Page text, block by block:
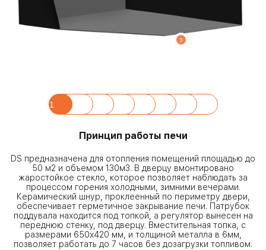
3
12
Принцип работы печи
DS предназначена для отопления помещений площадью до
50 м2 и объемом 130м3. В дверцу вмонтировано
жаростойкое стекло, которое позволяет наблюдать за
процессом горения холодными, зимними вечерами.
Керамический шнур, проклеенный по периметру двери,
обеспечивает герметичное закрывание печи. Патрубок
поддувала находится под топкой, а регулятор вынесен на
переднюю стенку, под дверцу. Вместительная топка, с
размерами 650х420 мм, и толщиной металла в 6мм,
позволяет работать до 7 часов без дозагрузки топливом.